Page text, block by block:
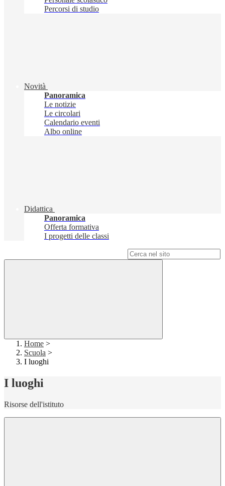
Percorsi di studio
Novità
Panoramica
Le notizie
Le circolari
Calendario eventi
Albo online
Didattica
Panoramica
Offerta formativa
I progetti delle classi
Home >
Scuola >
I luoghi
I luoghi
Risorse dell'istituto